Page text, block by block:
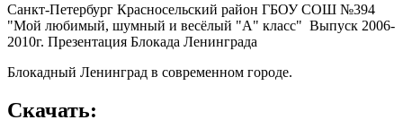
Санкт-Петербург Красносельский район ГБОУ СОШ №394
"Мой любимый, шумный и весёлый "А" класс" Выпуск 2006-
2010г. Презентация Блокада Ленинграда
Блокадный Ленинград в современном городе.
Скачать: